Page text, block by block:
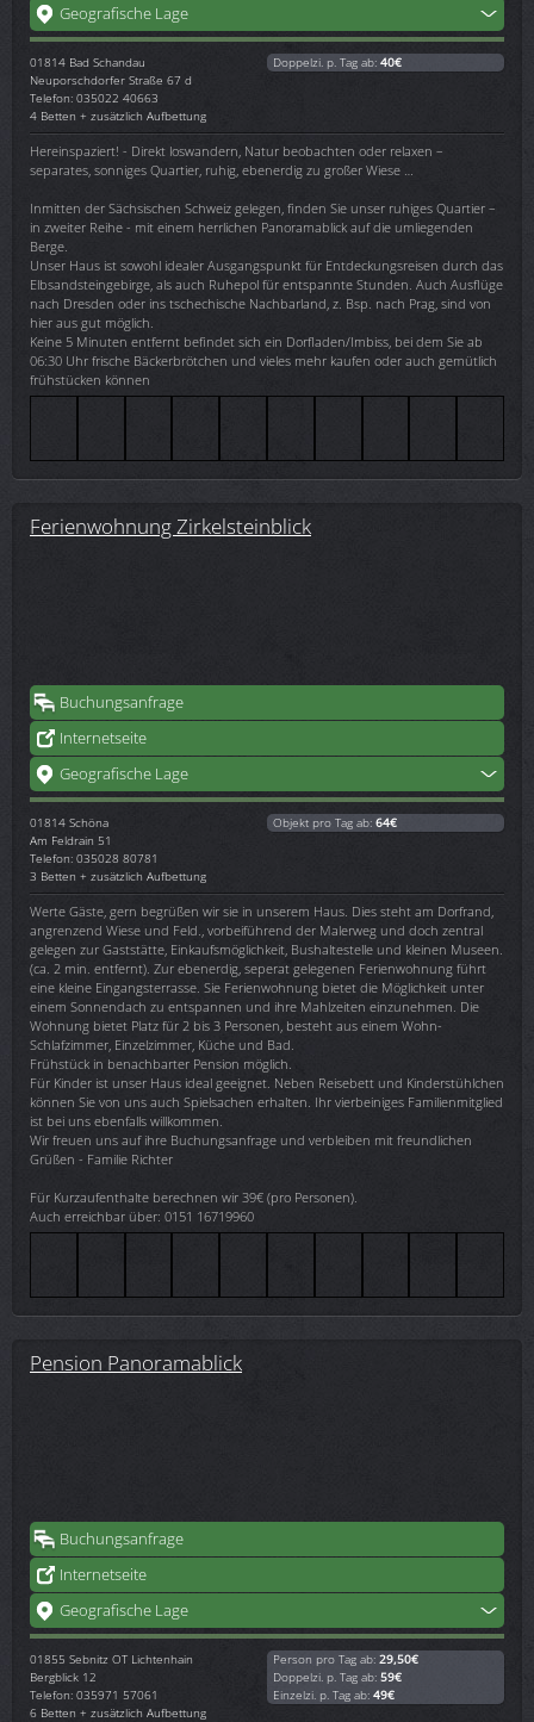
Geografische Lage
01814 Bad Schandau
Neuporschdorfer Straße 67 d
Telefon: 035022 40663
4 Betten + zusätzlich Aufbettung
Doppelzi. p. Tag ab: 40€
Hereinspaziert! - Direkt loswandern, Natur beobachten oder relaxen –
separates, sonniges Quartier, ruhig, ebenerdig zu großer Wiese …
Inmitten der Sächsischen Schweiz gelegen, finden Sie unser ruhiges Quartier –
in zweiter Reihe - mit einem herrlichen Panoramablick auf die umliegenden
Berge.
Unser Haus ist sowohl idealer Ausgangspunkt für Entdeckungsreisen durch das
Elbsandsteingebirge, als auch Ruhepol für entspannte Stunden. Auch Ausflüge
nach Dresden oder ins tschechische Nachbarland, z. Bsp. nach Prag, sind von
hier aus gut möglich.
Keine 5 Minuten entfernt befindet sich ein Dorfladen/Imbiss, bei dem Sie ab
06:30 Uhr frische Bäckerbrötchen und vieles mehr kaufen oder auch gemütlich
frühstücken können
Ferienwohnung Zirkelsteinblick
Buchungsanfrage
Internetseite
Geografische Lage
01814 Schöna
Am Feldrain 51
Telefon: 035028 80781
3 Betten + zusätzlich Aufbettung
Objekt pro Tag ab: 64€
Werte Gäste, gern begrüßen wir sie in unserem Haus. Dies steht am Dorfrand,
angrenzend Wiese und Feld., vorbeiführend der Malerweg und doch zentral
gelegen zur Gaststätte, Einkaufsmöglichkeit, Bushaltestelle und kleinen Museen.
(ca. 2 min. entfernt). Zur ebenerdig, seperat gelegenen Ferienwohnung führt
eine kleine Eingangsterrasse. Sie Ferienwohnung bietet die Möglichkeit unter
einem Sonnendach zu entspannen und ihre Mahlzeiten einzunehmen. Die
Wohnung bietet Platz für 2 bis 3 Personen, besteht aus einem Wohn-
Schlafzimmer, Einzelzimmer, Küche und Bad.
Frühstück in benachbarter Pension möglich.
Für Kinder ist unser Haus ideal geeignet. Neben Reisebett und Kinderstühlchen
können Sie von uns auch Spielsachen erhalten. Ihr vierbeiniges Familienmitglied
ist bei uns ebenfalls willkommen.
Wir freuen uns auf ihre Buchungsanfrage und verbleiben mit freundlichen
Grüßen - Familie Richter
Für Kurzaufenthalte berechnen wir 39€ (pro Personen).
Auch erreichbar über: 0151 16719960
Pension Panoramablick
Buchungsanfrage
Internetseite
Geografische Lage
01855 Sebnitz OT Lichtenhain
Bergblick 12
Telefon: 035971 57061
6 Betten + zusätzlich Aufbettung
Person pro Tag ab: 29,50€
Doppelzi. p. Tag ab: 59€
Einzelzi. p. Tag ab: 49€